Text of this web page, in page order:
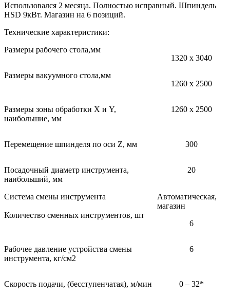
Использовался 2 месяца. Полностью исправный. Шпиндель
HSD 9кВт. Магазин на 6 позиций.
Технические характеристики:
Размеры рабочего стола,мм
1320 х 3040
Размеры вакуумного стола,мм
1260 х 2500
Размеры зоны обработки X и Y,
наибольшие, мм
1260 х 2500
Перемещение шпинделя по оси Z, мм 300
Посадочный диаметр инструмента,
наибольший, мм
20
Система смены инструмента
Автоматическая,
магазин
Количество сменных инструментов, шт
6
Рабочее давление устройства смены
инструмента, кг/см2
6
Скорость подачи, (бесступенчатая), м/мин
0 – 32*